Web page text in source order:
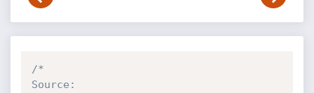
/*
Source: